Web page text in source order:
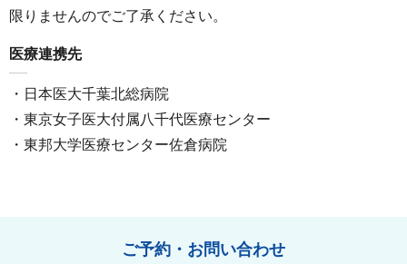
限りませんのでご了承ください。
医療連携先
・日本医大千葉北総病院
・東京女子医大付属八千代医療センター
・東邦大学医療センター佐倉病院
ご予約・お問い合わせ